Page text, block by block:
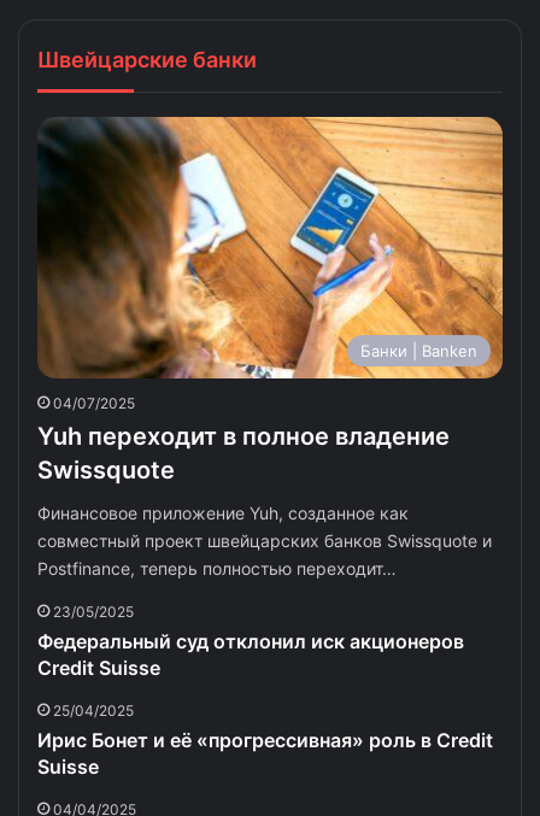
Швейцарские банки
Банки | Banken
04/07/2025
Yuh переходит в полное владение
Swissquote
Финансовое приложение Yuh, созданное как
совместный проект швейцарских банков Swissquote и
Postfinance, теперь полностью переходит…
23/05/2025
Федеральный суд отклонил иск акционеров
Credit Suisse
25/04/2025
Ирис Бонет и её «прогрессивная» роль в Credit
Suisse
04/04/2025